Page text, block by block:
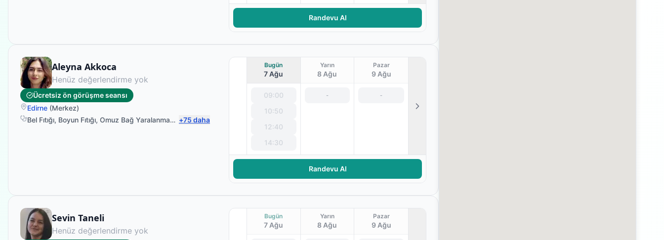
Randevu Al
Aleyna Akkoca
Fizyoterapist
Henüz değerlendirme yok
Ücretsiz ön görüşme seansı
Edirne (Merkez)
Bel Fıtığı, Boyun Fıtığı, Omuz Bağ Yaralanması Protez Fizyoterapisi
+75 daha
Bugün
7 Ağu
09:00
10:50
12:40
14:30
Yarın
8 Ağu
-
Pazar
9 Ağu
-
Randevu Al
Sevin Taneli
Fizyoterapist
Henüz değerlendirme yok
Bugün
7 Ağu
Yarın
8 Ağu
Pazar
9 Ağu